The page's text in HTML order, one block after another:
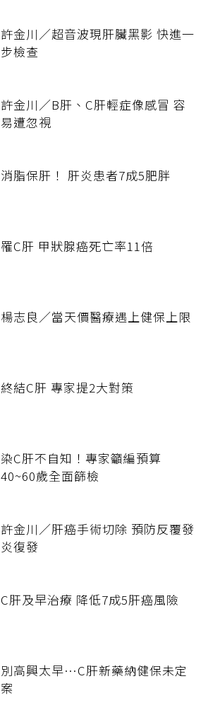
許金川／超音波現肝臟黑影 快進一
步檢查
許金川／B肝、C肝輕症像感冒 容
易遭忽視
消脂保肝！ 肝炎患者7成5肥胖
罹C肝 甲狀腺癌死亡率11倍
楊志良／當天價醫療遇上健保上限
終結C肝 專家提2大對策
染C肝不自知！專家籲編預算
40~60歲全面篩檢
許金川／肝癌手術切除 預防反覆發
炎復發
C肝及早治療 降低7成5肝癌風險
別高興太早…C肝新藥納健保未定
案